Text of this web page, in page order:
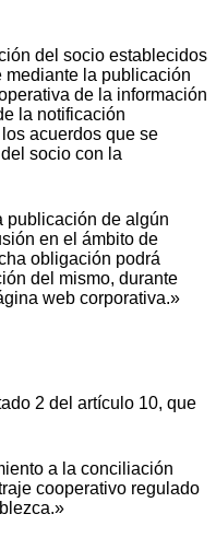
del socio establecidos
mediante la publicación
de la información
la notificación
acuerdos que se
socio con la
publicación de algún
en el ámbito de
obligación podrá
del mismo, durante
web corporativa.»
2 del artículo 10, que
a la conciliación
cooperativo regulado